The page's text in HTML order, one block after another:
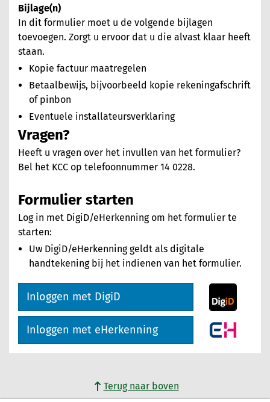
Bijlage(n)
In dit formulier moet u de volgende bijlagen
toevoegen. Zorgt u ervoor dat u die alvast klaar heeft
staan.
Kopie factuur maatregelen
Betaalbewijs, bijvoorbeeld kopie rekeningafschrift
of pinbon
Eventuele installateursverklaring
Vragen?
Heeft u vragen over het invullen van het formulier?
Bel het KCC op telefoonnummer 14 0228.
Formulier starten
Log in met DigiD/eHerkenning om het formulier te
starten:
Uw DigiD/eHerkenning geldt als digitale
handtekening bij het indienen van het formulier.
Inloggen met DigiD
Inloggen met eHerkenning
Terug naar boven